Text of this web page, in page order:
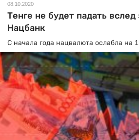
08.10.2020
Тенге не будет падать вслед
Нацбанк
С начала года нацвалюта ослабла на